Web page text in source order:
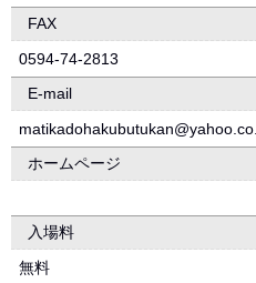
FAX
0594-74-2813
E-mail
ホームページ
入場料
無料